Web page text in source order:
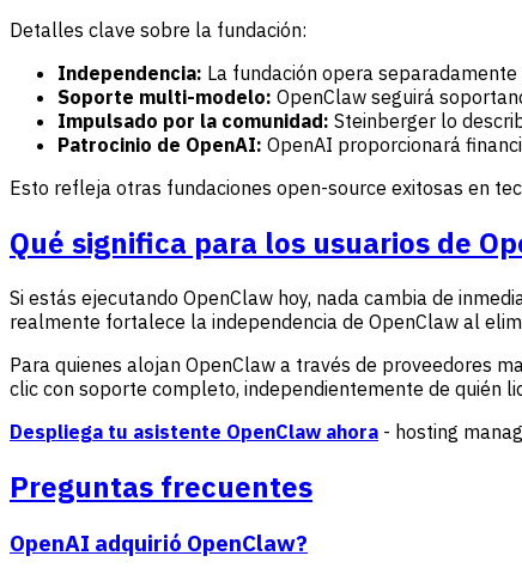
Detalles clave sobre la fundación:
Independencia: La fundación opera separadamente
Soporte multi-modelo: OpenClaw seguirá
Impulsado por la comunidad: Steinberger lo
Patrocinio de OpenAI: OpenAI proporcionará
Esto refleja otras fundaciones open-source exitosas en
Qué significa para los usuarios de
Si estás ejecutando OpenClaw hoy, nada cambia de
realmente fortalece la independencia de OpenClaw al
Para quienes alojan OpenClaw a través de proveedores
clic con soporte completo, independientemente de quién
Despliega tu asistente OpenClaw ahora - hosting
Preguntas frecuentes
OpenAI adquirió OpenClaw?